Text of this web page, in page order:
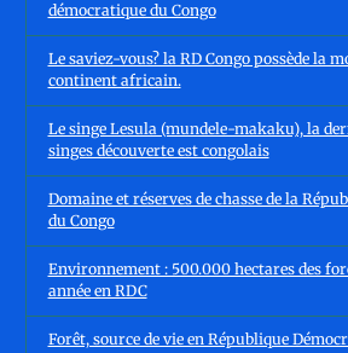
démocratique du Congo
Le saviez-vous? la RD Congo possède la
continent africain.
Le singe Lesula (mundele-makaku), la
singes découverte est congolais
Domaine et réserves de chasse de la
du Congo
Environnement : 500.000 hectares des
année en RDC
Forêt, source de vie en République